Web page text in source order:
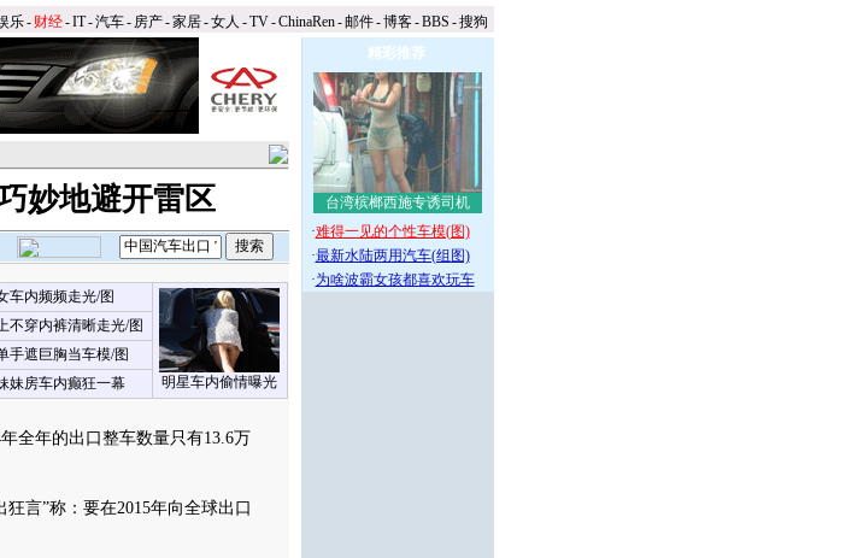
乐- 财经-IT-汽车- 房产-家居-女人 -TV-ChinaRen-邮件-博客-BBS -搜狗
妙地避开雷区
车内频频走光/图
明星车内偷情曝光
不穿内裤清晰走光/图
手遮巨胸当车模/图
妹房车内癫狂一幕
全年的出口整车数量只有13.6万
言”称：要在2015年向全球出口
精彩推荐
台湾槟榔西施专诱司机
·难得一见的个性车模(图)
·最新水陆两用汽车(组图)
·为啥波霸女孩都喜欢玩车